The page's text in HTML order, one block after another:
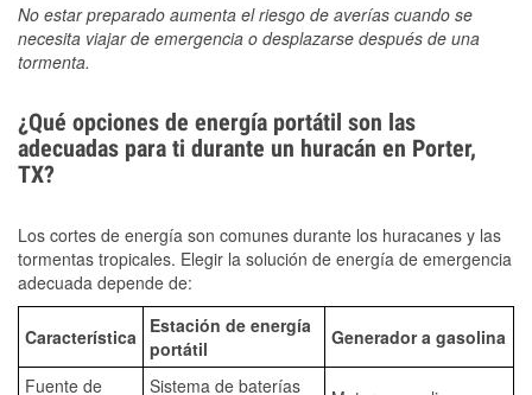
No estar preparado aumenta el riesgo de averías cuando se
necesita viajar de emergencia o desplazarse después de una
tormenta.
¿Qué opciones de energía portátil son las
adecuadas para ti durante un huracán en Porter,
TX?
Los cortes de energía son comunes durante los huracanes y las
tormentas tropicales. Elegir la solución de energía de emergencia
adecuada depende de:
Característica
Estación de energía
portátil
Generador a gasolina
Fuente de Sistema de baterías